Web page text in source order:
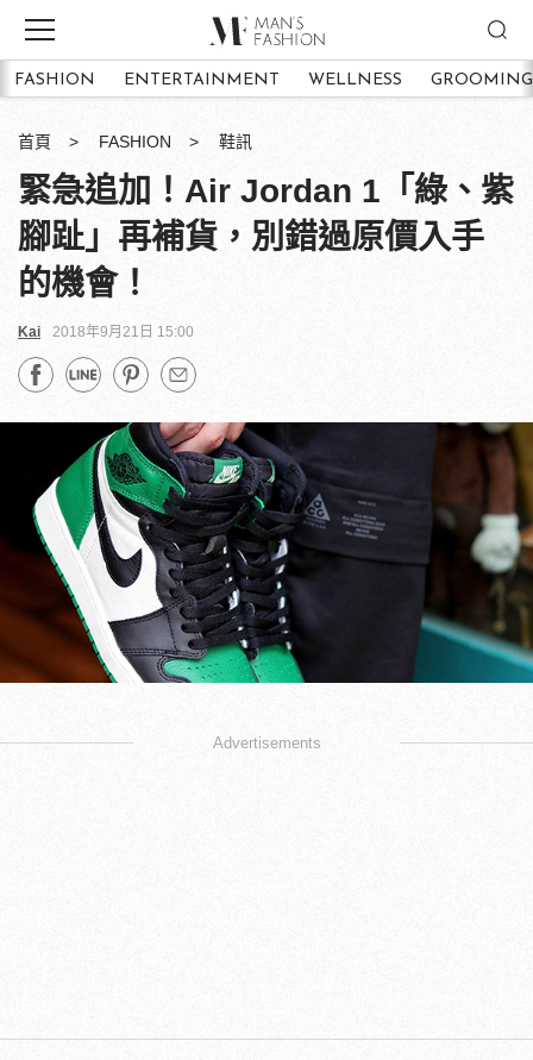
FASHION ENTERTAINMENT WELLNESS GROOMING
首頁 FASHION 鞋訊
緊急追加！Air Jordan 1「綠、紫
腳趾」再補貨，別錯過原價入手
的機會！
Kai 2018年9月21日 15:00
Advertisements